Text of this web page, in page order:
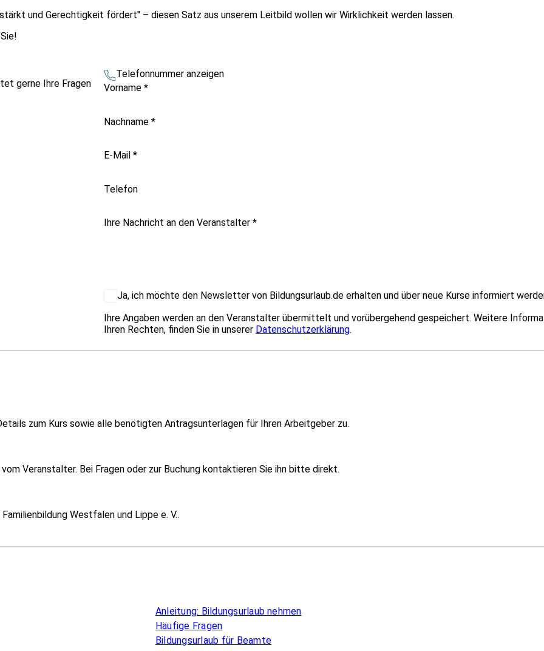
und Gerechtigkeit fördert" – diesen Satz aus unserem Leitbild wollen wir Wirklichkeit werden lassen.
gerne Ihre Fragen
Telefonnummer anzeigen
Vorname*
Nachname*
E-Mail*
Telefon
Ihre Nachricht an den Veranstalter*
Ja, ich möchte den Newsletter von Bildungsurlaub.de erhalten und über neue Kurse informiert
Ihre Angaben werden an den Veranstalter übermittelt und vorübergehend gespeichert. Weitere
Ihren Rechten, finden Sie in unserer Datenschutzerklärung.
zum Kurs sowie alle benötigten Antragsunterlagen für Ihren Arbeitgeber zu.
Veranstalter. Bei Fragen oder zur Buchung kontaktieren Sie ihn bitte direkt.
Westfalen und Lippe e. V..
Anleitung: Bildungsurlaub nehmen
Häufige Fragen
Bildungsurlaub für Beamte